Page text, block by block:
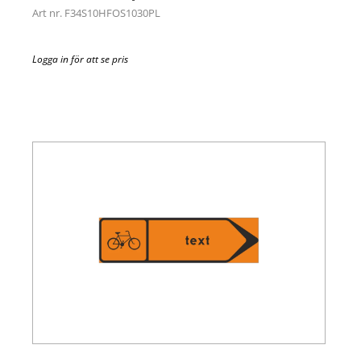
Art nr. F34S10HFOS1030PL
Logga in för att se pris